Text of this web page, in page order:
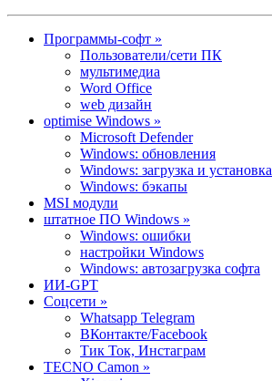
Программы-софт »
Пользователи/сети ПК
мультимедиа
Word Office
web дизайн
optimise Windows »
Microsoft Defender
Windows: обновления
Windows: загрузка и установка
Windows: бэкапы
MSI модули
штатное ПО Windows »
Windows: ошибки
настройки Windows
Windows: автозагрузка софта
ИИ-GPT
Cоцсети »
Whatsapp Telegram
ВКонтакте/Facebook
Тик Ток, Инстаграм
TECNO Camon »